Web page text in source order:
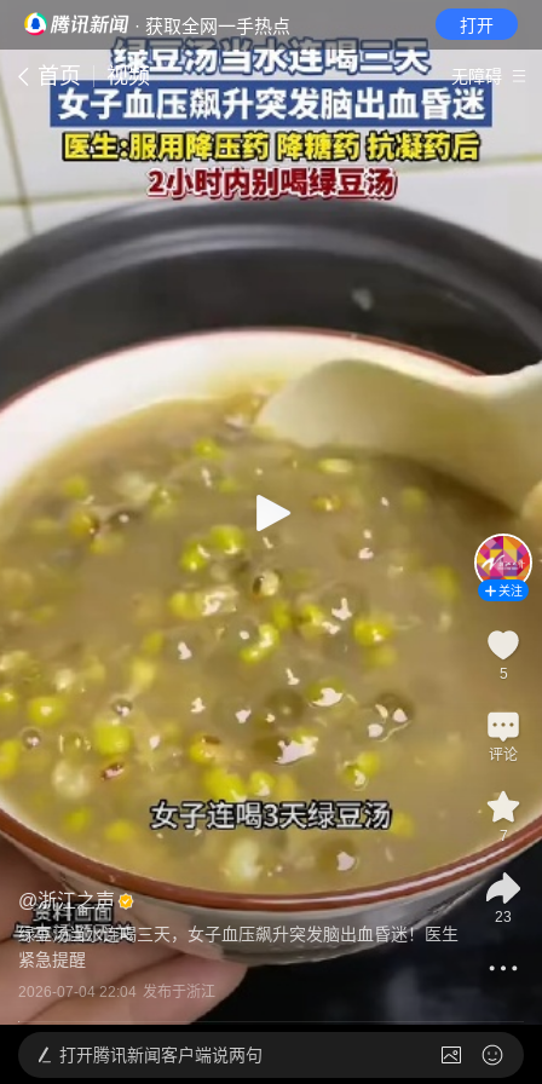
· 获取全网一手热点 打开
首页 视频 无障碍
@浙江之声
绿豆汤当水连喝三天，女子血压飙升突发脑出血昏迷！医生
紧急提醒
2026-07-04 22:04 发布于浙江
关注
5
评论
7
23
打开腾讯新闻客户端说两句